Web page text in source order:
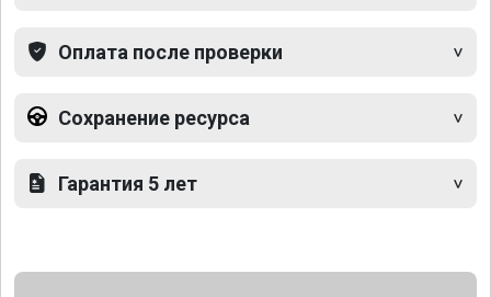
Оплата после проверки
Сохранение ресурса
Гарантия 5 лет